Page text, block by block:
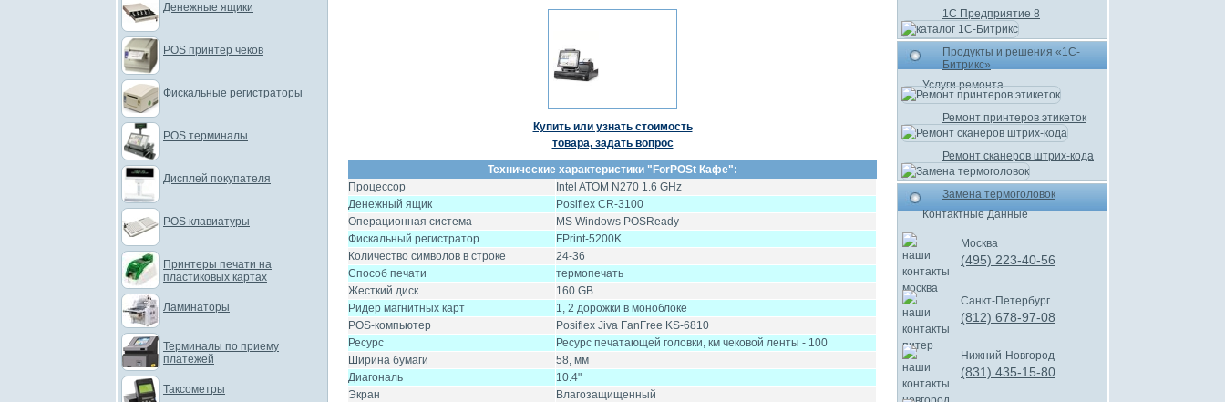
Купить или узнать стоимость
товара, задать вопрос
Технические характеристики " ForPOSt Кафе":
Процессор
Intel ATOM N270 1.6 GHz
Денежный ящик
Posiflex CR-3100
Операционная система
MS Windows POSReady
Фискальный регистратор
FPrint-5200K
Количество символов в строке
24-36
Способ печати
термопечать
Жесткий диск
160 GB
Ридер магнитных карт
1, 2 дорожки в моноблоке
POS-компьютер
Posiflex Jiva FanFree KS-6810
Ресурс
Ресурс печатающей головки, км чековой ленты - 100
Ширина бумаги
58, мм
Диагональ
10.4"
Экран
Влагозащищенный
Денежные ящики
POS принтер чеков
Фискальные регистраторы
POS терминалы
Дисплей покупателя
POS клавиатуры
Принтеры печати на
пластиковых картах
Ламинаторы
Терминалы по приему
платежей
Таксометры
1С Предприятие 8
Продукты и решения «1С-
Битрикс»
Услуги ремонта
Ремонт принтеров этикеток
Ремонт сканеров штрих-кода
Замена термоголовок
Контактные Данные
Москва
(495) 223-40-56
Санкт-Петербург
(812) 678-97-08
Нижний-Новгород
(831) 435-15-80